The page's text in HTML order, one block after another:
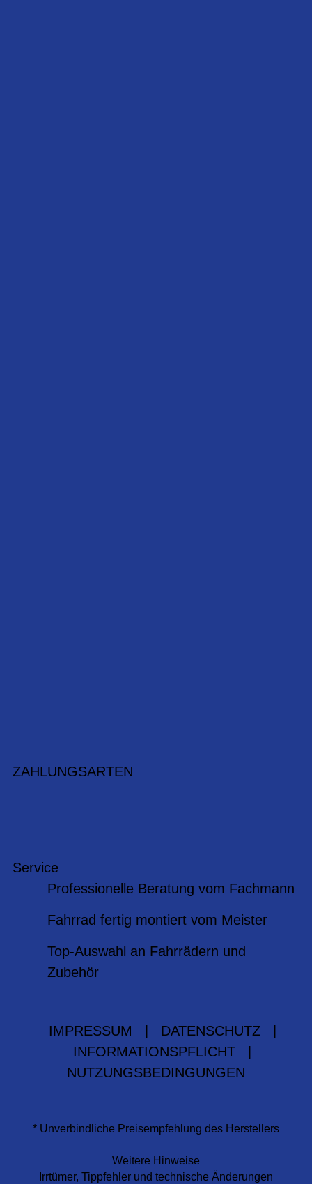
ZAHLUNGSARTEN
Service
Professionelle Beratung vom Fachmann
Fahrrad fertig montiert vom Meister
Top-Auswahl an Fahrrädern und
Zubehör
IMPRESSUM DATENSCHUTZ
INFORMATIONSPFLICHT
NUTZUNGSBEDINGUNGEN
* Unverbindliche Preisempfehlung des Herstellers
Weitere Hinweise
Irrtümer, Tippfehler und technische Änderungen